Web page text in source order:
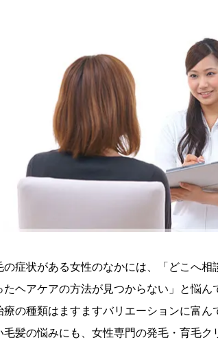
症状がある女性のなかには、「どこへ相
たヘアケアの方法が見つからない」と悩
療の種類はますますバリエーションに富ん
毛髪の悩みにも、女性専門の発毛・育毛